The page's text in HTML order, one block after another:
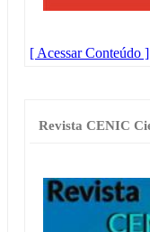
[ Acessar Conteúdo ]
Revista CENIC